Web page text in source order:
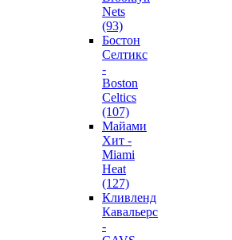
Nets
(93)
Бостон
Селтикс
-
Boston
Celtics
(107)
Майами
Хит -
Miami
Heat
(127)
Кливленд
Кавальерс
-